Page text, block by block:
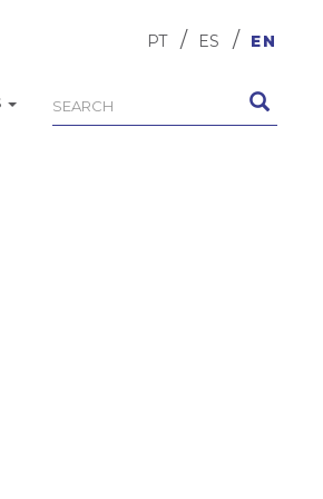
EN
ES
PT